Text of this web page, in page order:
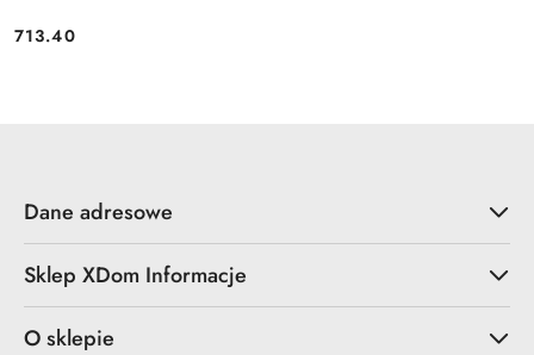
Cena:
713.40
Dane adresowe
Sklep XDom Informacje
O sklepie